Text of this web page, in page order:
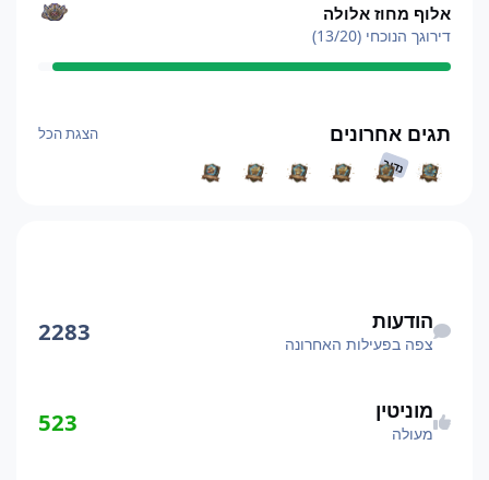
אלוף מחוז אלולה
דירוגך הנוכחי (13/20)
תגים אחרונים הצגת הכל
נדיר
הודעות
צפה בפעילות האחרונה 2283
מוניטין
מעולה 523